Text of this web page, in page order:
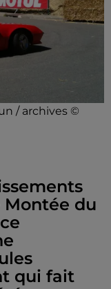
/ archives ©
Montée du
qui fait